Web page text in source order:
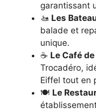
garantissant
🚤 Les
balade et
unique.
☕ Le Café de
Trocadéro,
Eiffel tout en
🍽️ Le